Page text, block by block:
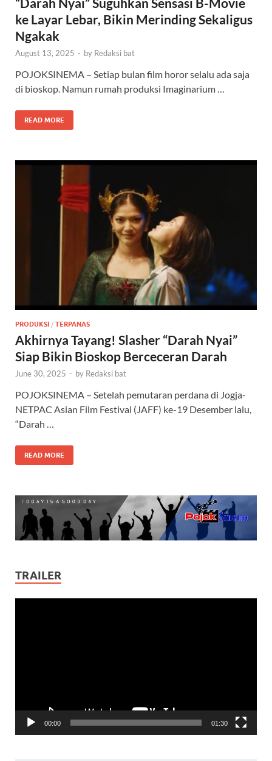
ke Layar Lebar, Bikin Merinding Sekaligus
Ngakak
August 13, 2025 - by Redaksi bat
POJOKSINEMA – Setiap bulan film horor selalu ada saja
di bioskop. Namun rumah produksi Imaginarium …
READ MORE
PRODUKSI / TERPANAS
Akhirnya Tayang! Slasher “Darah Nyai”
Siap Bikin Bioskop Berceceran Darah
June 30, 2025 - by Redaksi bat
POJOKSINEMA – Setelah pemutaran perdana di Jogja-
NETPAC Asian Film Festival (JAFF) ke-19 Desember lalu,
“Darah …
READ MORE
TRAILER
00:00 01:30